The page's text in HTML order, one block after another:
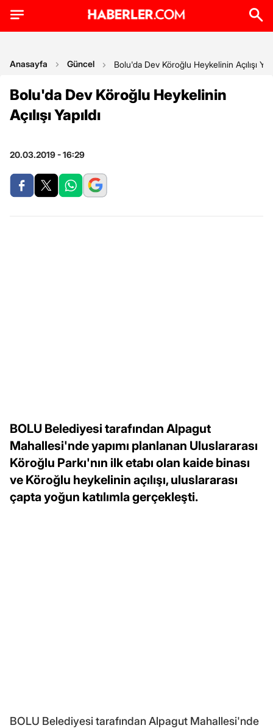
Anasayfa Güncel Bolu'da Dev Köroğlu Heykelinin Açılışı
Bolu'da Dev Köroğlu Heykelinin
Açılışı Yapıldı
20.03.2019 - 16:29
BOLU Belediyesi tarafından Alpagut
Mahallesi'nde yapımı planlanan Uluslararası
Köroğlu Parkı'nın ilk etabı olan kaide binası
ve Köroğlu heykelinin açılışı, uluslararası
çapta yoğun katılımla gerçekleşti.
BOLU Belediyesi tarafından Alpagut Mahallesi'nde